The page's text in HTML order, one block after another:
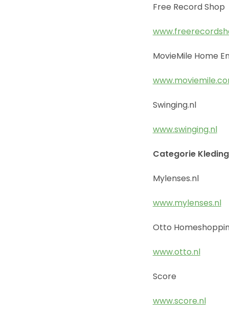
Free Record Shop
MovieMile Home
Swinging.nl
www.swinging.nl
Categorie
Mylenses.nl
www.mylenses.nl
Otto
www.otto.nl
Score
www.score.nl